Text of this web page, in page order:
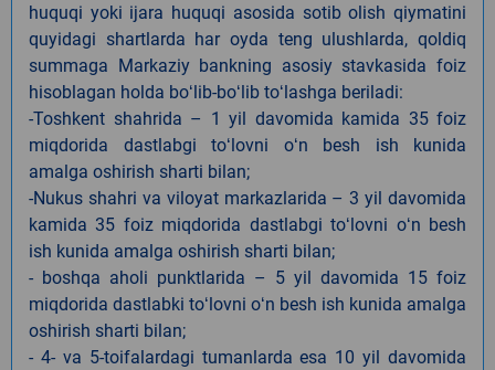
huquqi yoki ijara huquqi asosida sotib olish qiymatini
quyidagi shartlarda har oyda teng ulushlarda, qoldiq
summaga Markaziy bankning asosiy stavkasida foiz
hisoblagan holda boʻlib-boʻlib toʻlashga beriladi:
-Toshkent shahrida – 1 yil davomida kamida 35 foiz
miqdorida dastlabgi toʻlovni oʻn besh ish kunida
amalga oshirish sharti bilan;
-Nukus shahri va viloyat markazlarida – 3 yil davomida
kamida 35 foiz miqdorida dastlabgi toʻlovni oʻn besh
ish kunida amalga oshirish sharti bilan;
- boshqa aholi punktlarida – 5 yil davomida 15 foiz
miqdorida dastlabki toʻlovni oʻn besh ish kunida amalga
oshirish sharti bilan;
- 4- va 5-toifalardagi tumanlarda esa 10 yil davomida